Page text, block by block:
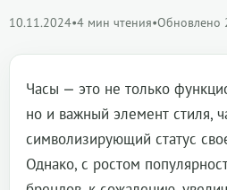
10.11.2024•4 мин чтения•Обновлено
Часы — это не только
но и важный элемент стиля,
символизирующий статус
Однако, с ростом